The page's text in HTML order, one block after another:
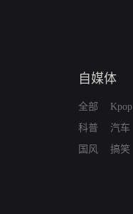
自媒体
全部
科普
国风
Kpop
汽车
搞笑